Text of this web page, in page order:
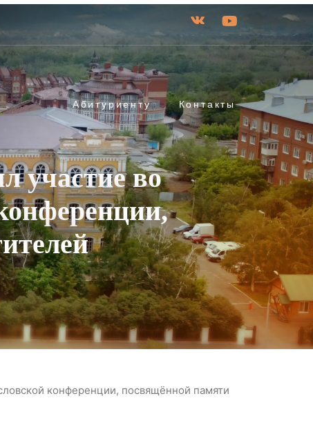
Абитуриенту Контакты
участие во
конференции, посвящённой памяти